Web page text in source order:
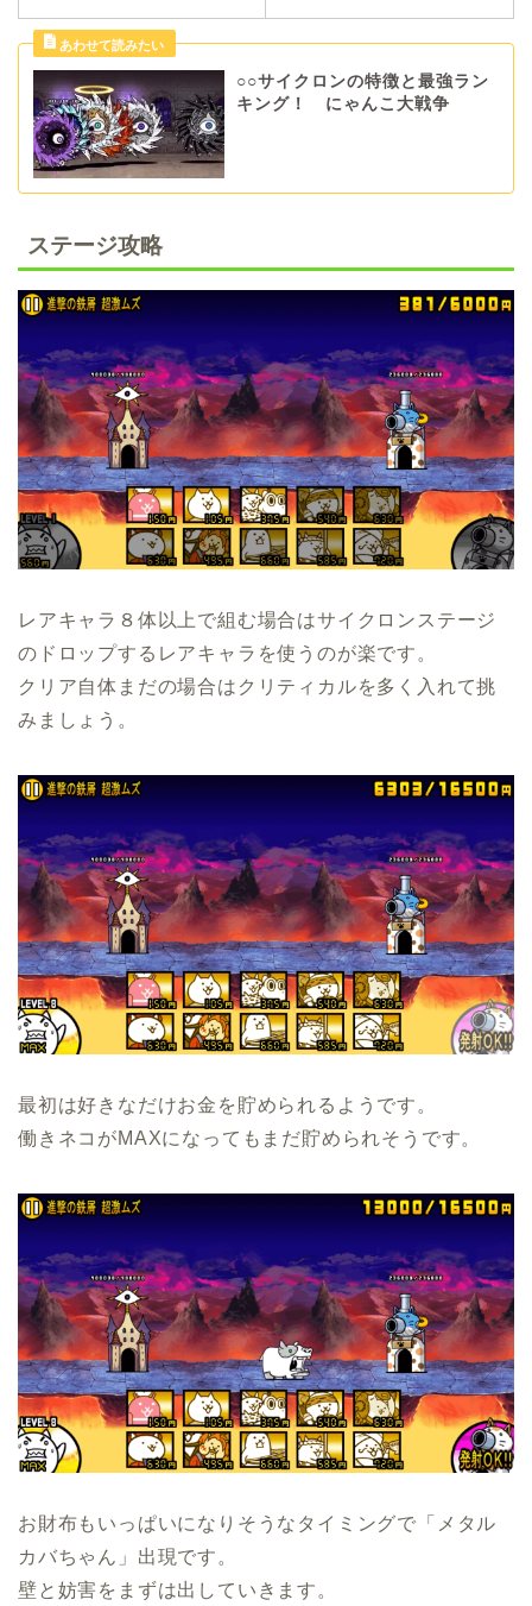
○○サイクロンの特徴と最強ラン
キング！ にゃんこ大戦争
ステージ攻略
レアキャラ８体以上で組む場合はサイクロンステージ
のドロップするレアキャラを使うのが楽です。
クリア自体まだの場合はクリティカルを多く入れて挑
みましょう。
最初は好きなだけお金を貯められるようです。
働きネコがMAXになってもまだ貯められそうです。
お財布もいっぱいになりそうなタイミングで「メタル
カバちゃん」出現です。
壁と妨害をまずは出していきます。